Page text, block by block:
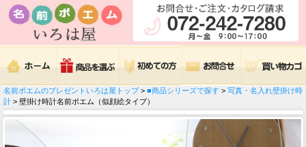
名前ポエムのプレゼントいろは屋トップ> ■商品シリーズで探す > 写真・名入れ壁掛け時
計 > 壁掛け時計名前ポエム（似顔絵タイプ）